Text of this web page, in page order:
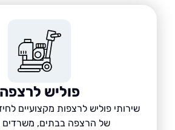
פוליש לרצפה
שירותי פוליש לרצפות מקצועיים לחידוש הברק
של הרצפה בבתים, משרדים ועסקים.